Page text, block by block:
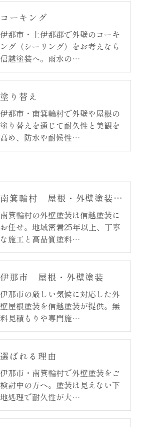
コーキング
伊那市・上伊那郡で外壁のコーキ
ング（シーリング）をお考えなら
信越塗装へ。雨水の…
塗り替え
伊那市・南箕輪村で外壁や屋根の
塗り替えを通じて耐久性と美観を
高め、防水や耐候性…
南箕輪村 屋根・外壁塗装
南箕輪村の外壁塗装は信越塗装に
お任せ。地域密着25年以上、丁寧
な施工と高品質塗料…
伊那市 屋根・外壁塗装
伊那市の厳しい気候に対応した外
壁屋根塗装を信越塗装が提供。無
料見積もりや専門施…
選ばれる理由
伊那市・南箕輪村で外壁塗装をご
検討中の方へ。塗装は見えない下
地処理で耐久性が大…